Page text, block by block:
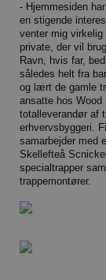
- Hjemmesiden
en stigende
venter mig
private, der vil
Ravn, hvis far,
således helt fra
og lært de gamle
ansatte hos Wood
totalleverandør af
erhvervsbyggeri.
samarbejder med
Skellefteå
specialtrapper
trappemontører.